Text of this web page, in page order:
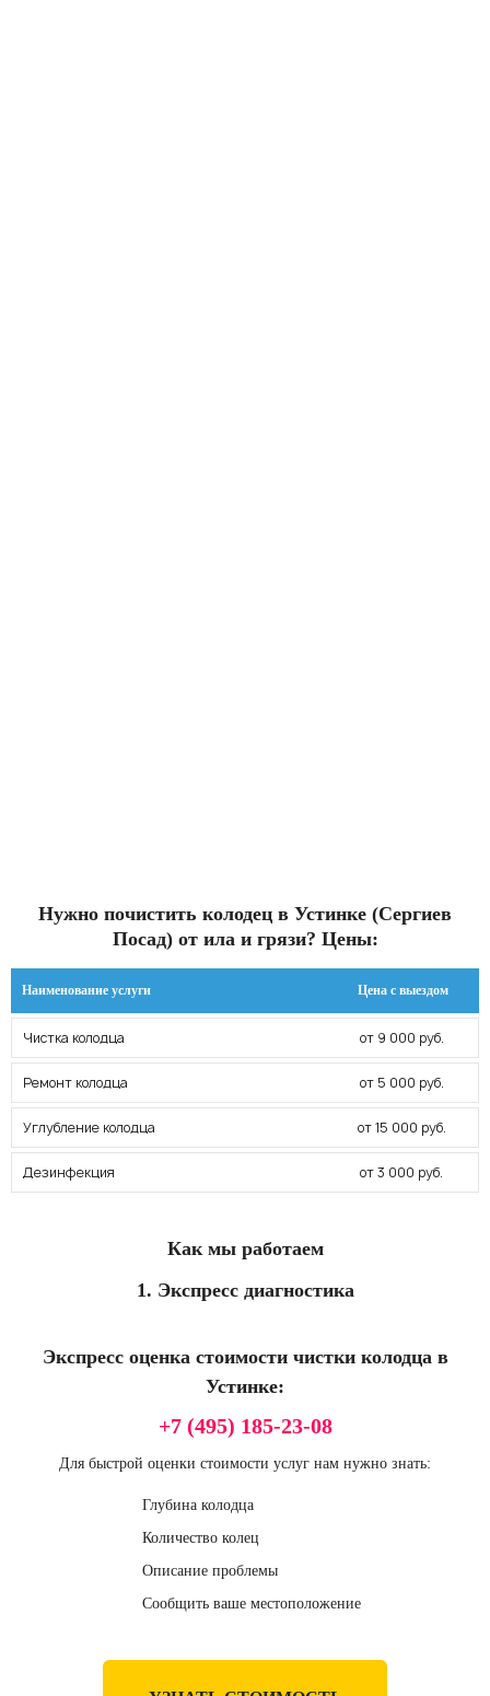
Нужно почистить колодец в Устинке (Сергиев
Посад) от ила и грязи? Цены:
Наименование услуги Цена с выездом
Чистка колодца от 9 000 руб.
Ремонт колодца от 5 000 руб.
Углубление колодца от 15 000 руб.
Дезинфекция от 3 000 руб.
Как мы работаем
1. Экспресс диагностика
Экспресс оценка стоимости чистки колодца в
Устинке:
+7 (495) 185-23-08
Для быстрой оценки стоимости услуг нам нужно знать:
Глубина колодца
Количество колец
Описание проблемы
Сообщить ваше местоположение